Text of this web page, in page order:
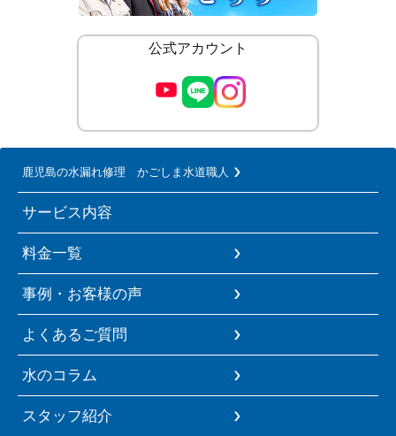
公式アカウント
鹿児島の水漏れ修理 かごしま水道職人
サービス内容
料金一覧
事例・お客様の声
よくあるご質問
水のコラム
スタッフ紹介